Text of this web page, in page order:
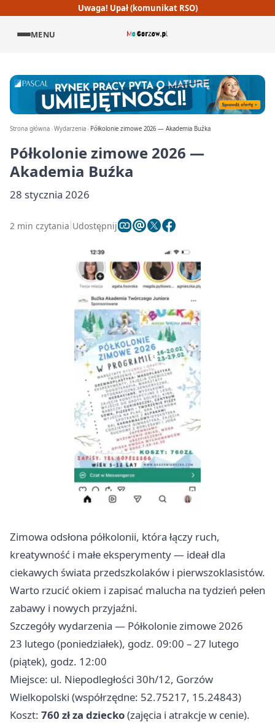
Uwaga! Upał (komunikat RSO)
MENU
Strona główna Wydarzenia Półkolonie zimowe 2026 — Akademia Buźka
Półkolonie zimowe 2026 —
Akademia Buźka
28 stycznia 2026
2 min czytania Udostępnij
Zimowa odsłona półkolonii, która łączy ruch,
kreatywność i małe eksperymenty — ideał dla
ciekawych świata przedszkolaków i pierwszoklasistów.
Warto rzucić okiem i zapisać malucha na tydzień pełen
zabawy i nowych przyjaźni.
Szczegóły wydarzenia — Półkolonie zimowe 2026
23 lutego (poniedziałek), godz. 09:00 – 27 lutego
(piątek), godz. 12:00
Miejsce: ul. Niepodległości 30h/12, Gorzów
Wielkopolski (współrzędne: 52.75217, 15.24843)
Koszt: 760 zł za dziecko(zajęcia i atrakcje w cenie).